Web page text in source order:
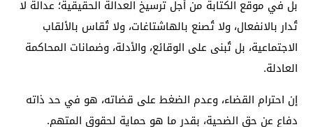
بل في موقع الكتابة من أجل ترسيخ العدالة الحقيقية؛ عدالة لا
تُدار بالانفعال، ولا تُصنع بالهاشتاغات، ولا تُقاس بالألقاب
الاجتماعية، بل تُبنى على الوقائع، والأدلة، وضمانات المحاكمة
العادلة.
إن احترام القضاء، وعدم الضغط على قضاته، هو في حد ذاته
دفاع عن حق الضحية، بقدر ما هو حماية لحقوق المتهم.